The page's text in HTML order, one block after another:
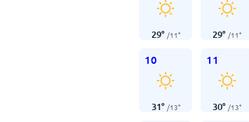
29° /11° 29° /11°
10
31° /13°
11
30° /13°